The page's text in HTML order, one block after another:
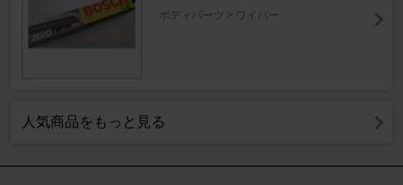
ボディパーツ > ワイパー
人気商品をもっと見る